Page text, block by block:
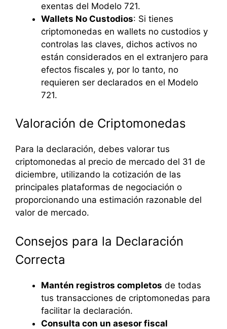
exentas del Modelo 721.
Wallets No Custodios: Si tienes
criptomonedas en wallets no custodios y
controlas las claves, dichos activos no
están considerados en el extranjero para
efectos fiscales y, por lo tanto, no
requieren ser declarados en el Modelo
721.
Valoración de Criptomonedas
Para la declaración, debes valorar tus
criptomonedas al precio de mercado del 31 de
diciembre, utilizando la cotización de las
principales plataformas de negociación o
proporcionando una estimación razonable del
valor de mercado.
Consejos para la Declaración
Correcta
Mantén registros completos de todas
tus transacciones de criptomonedas para
facilitar la declaración.
Consulta con un asesor fiscal